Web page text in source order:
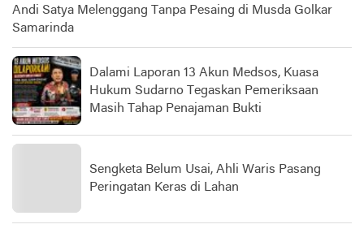
Andi Satya Melenggang Tanpa Pesaing di Musda Golkar
Samarinda
Dalami Laporan 13 Akun Medsos, Kuasa
Hukum Sudarno Tegaskan Pemeriksaan
Masih Tahap Penajaman Bukti
Sengketa Belum Usai, Ahli Waris Pasang
Peringatan Keras di Lahan